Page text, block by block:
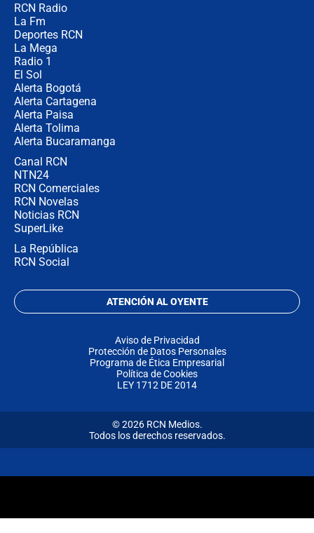
RCN Radio
La Fm
Deportes RCN
La Mega
Radio 1
El Sol
Alerta Bogotá
Alerta Cartagena
Alerta Paisa
Alerta Tolima
Alerta Bucaramanga
Canal RCN
NTN24
RCN Comerciales
RCN Novelas
Noticias RCN
SuperLike
La República
RCN Social
ATENCIÓN AL OYENTE
Aviso de Privacidad
Protección de Datos Personales
Programa de Ética Empresarial
Política de Cookies
LEY 1712 DE 2014
© 2026 RCN Medios.
Todos los derechos reservados.